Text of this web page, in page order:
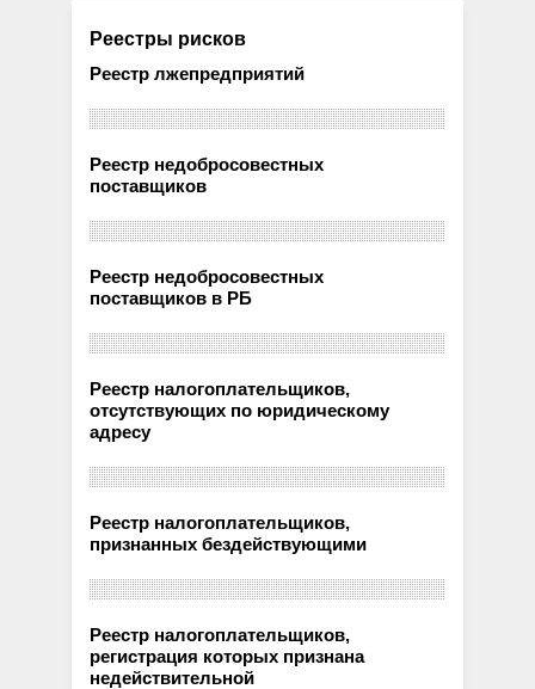
Реестры рисков
Реестр лжепредприятий
Реестр недобросовестных
поставщиков
Реестр недобросовестных
поставщиков в РБ
Реестр налогоплательщиков,
отсутствующих по юридическому
адресу
Реестр налогоплательщиков,
признанных бездействующими
Реестр налогоплательщиков,
регистрация которых признана
недействительной